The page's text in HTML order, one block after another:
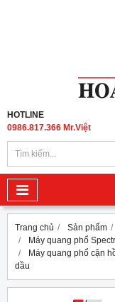
HOTLINE
0986.817.366 Mr.Việt
Trang chủ Sản phẩm
Máy quang phổ
Máy quang phổ cận
dầu